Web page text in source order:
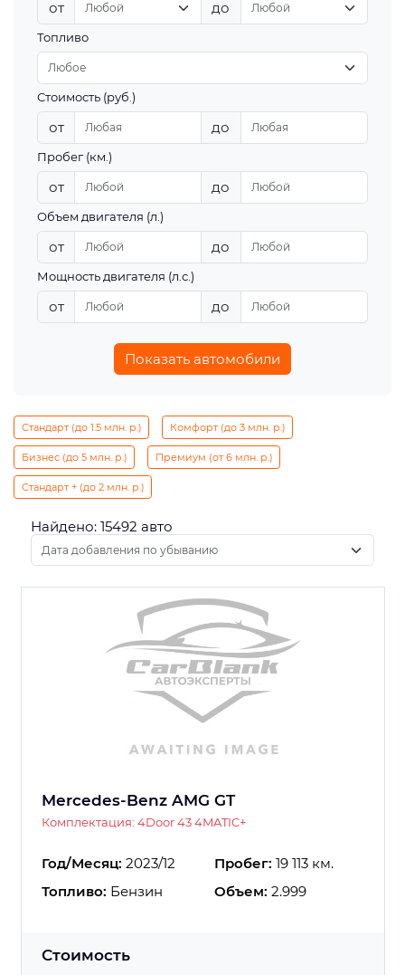
от до
Топливо
Стоимость (руб.)
от до
Пробег (км.)
от до
Объем двигателя (л.)
от до
Мощность двигателя (л.с.)
от до
Показать автомобили
Стандарт (до 1.5 млн. р.) Комфорт (до 3 млн. р.)
Бизнес (до 5 млн. р.) Премиум (от 6 млн. р.)
Стандарт + (до 2 млн. р.)
Найдено: 15492 авто
Mercedes-Benz AMG GT
Комплектация: 4Door 43 4MATIC+
Год/Месяц: 2023/12 Пробег: 19 113 км.
Топливо: Бензин Объем: 2.999
Стоимость